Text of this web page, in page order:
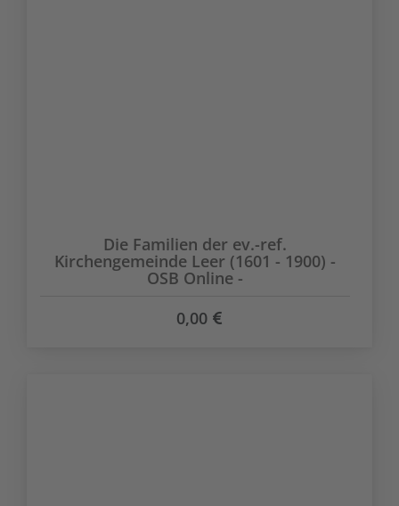
Die Familien der ev.-ref.
Kirchengemeinde Leer (1601 - 1900) -
OSB Online -
0,00